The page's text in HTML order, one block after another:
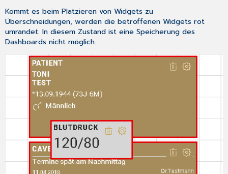
Kommt es beim Platzieren von Widgets zu
Überschneidungen, werden die betroffenen Widgets rot
umrandet. In diesem Zustand ist eine Speicherung des
Dashboards nicht möglich.